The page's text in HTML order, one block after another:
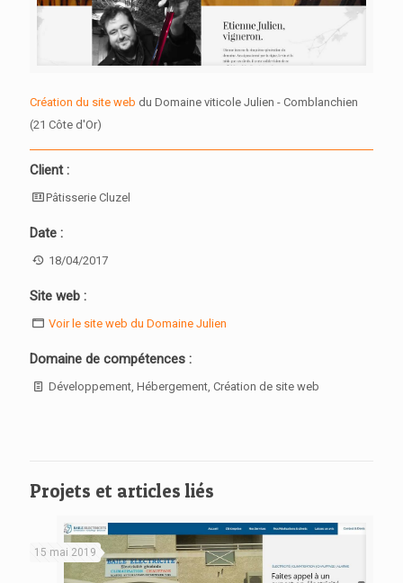
Création du site web du Domaine viticole Julien - Comblanchien
(21 Côte d'Or)
Client :
Pâtisserie Cluzel
Date :
18/04/2017
Site web :
Voir le site web du Domaine Julien
Domaine de compétences :
Développement, Hébergement, Création de site web
Projets et articles liés
15 mai 2019